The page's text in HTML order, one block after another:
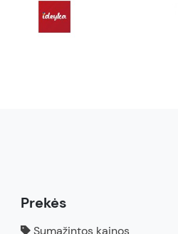
Prekės
Sumažintos kainos